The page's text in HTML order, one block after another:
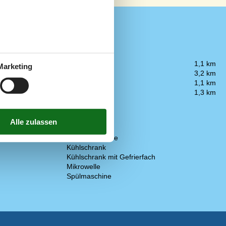
Entfernung
1,1 km
3,2 km
1,1 km
1,3 km
Küche
Kaffeemaschine
Kühlschrank
Kühlschrank mit Gefrierfach
Mikrowelle
Spülmaschine